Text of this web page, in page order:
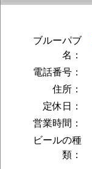
ブルーパブ
名：
電話番号：
住所：
定休日：
営業時間：
ビールの種
類：